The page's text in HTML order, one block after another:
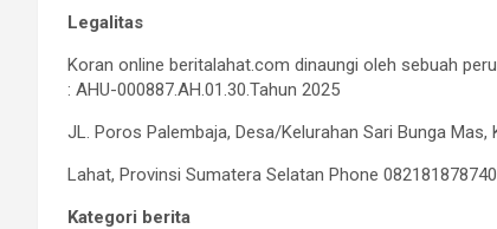
Legalitas
Koran online beritalahat.com dinaungi oleh sebuah
: AHU-000887.AH.01.30.Tahun 2025
JL. Poros Palembaja, Desa/Kelurahan Sari Bunga Mas,
Lahat, Provinsi Sumatera Selatan Phone 082181878740
Kategori berita